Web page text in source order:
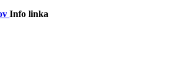
Info linka